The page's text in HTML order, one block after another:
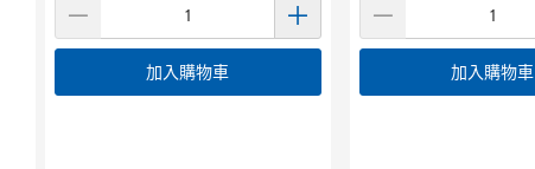
加入購物車 加入購物車